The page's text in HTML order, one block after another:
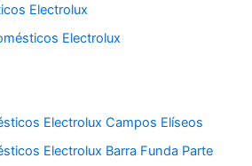
Electrolux
Electrolux
Electrolux Campos Elíseos
Electrolux Barra Funda Parte